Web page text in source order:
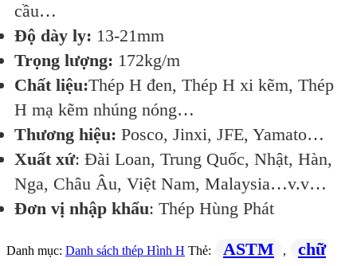
cầu…
Độ dày ly: 13-21mm
Trọng lượng: 172kg/m
Chất liệu:Thép H đen, Thép H xi kẽm, Thép
H mạ kẽm nhúng nóng…
Thương hiệu: Posco, Jinxi, JFE, Yamato…
Xuất xứ: Đài Loan, Trung Quốc, Nhật, Hàn,
Nga, Châu Âu, Việt Nam, Malaysia…v.v…
Đơn vị nhập khẩu: Thép Hùng Phát
Danh mục: Danh sách thép Hình H Thẻ: ASTM ,
chữ